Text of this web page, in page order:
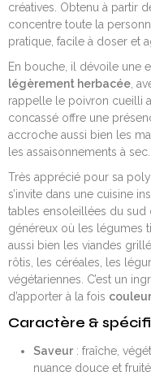
créatives. Obtenu à partir
concentre toute la
pratique, facile à doser et
En bouche, il dévoile une
légèrement herbacée ,
rappelle le poivron cueilli
concassé offre une
accroche aussi bien les
les assaisonnements à sec.
Très apprécié pour sa
s’invite dans une cuisine
tables ensoleillées du sud
généreux où les légumes
aussi bien les viandes
rôtis, les céréales, les
végétariennes. C’est un
d’apporter à la fois
Caractère &
Saveur: fraîche,
nuance douce et